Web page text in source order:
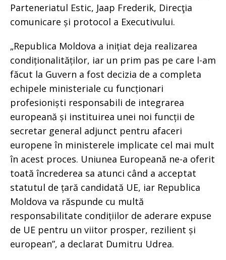
Parteneriatul Estic, Jaap Frederik, Direcţia
comunicare și protocol a Executivului.
„Republica Moldova a inițiat deja realizarea
condiționalităților, iar un prim pas pe care l-am
făcut la Guvern a fost decizia de a completa
echipele ministeriale cu funcționari
profesioniști responsabili de integrarea
europeană și instituirea unei noi funcții de
secretar general adjunct pentru afaceri
europene în ministerele implicate cel mai mult
în acest proces. Uniunea Europeană ne-a oferit
toată încrederea sa atunci când a acceptat
statutul de țară candidată UE, iar Republica
Moldova va răspunde cu multă
responsabilitate condițiilor de aderare expuse
de UE pentru un viitor prosper, rezilient și
european”, a declarat Dumitru Udrea.